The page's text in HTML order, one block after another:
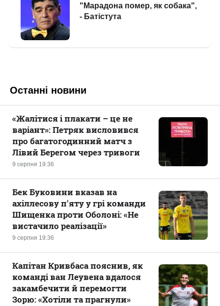
Останні новини
9 серпня 19:36
«Жалітися і плакати – це не
варіант»: Петряк висловився
про багатогодинний матч з
Лівий Берегом через тривоги
9 серпня 19:36
Бек Буковини вказав на
ахіллесову п'яту у грі команди
Шищенка проти Оболоні: «Не
вистачило реалізації»
Капітан Кривбаса пояснив, як
команді ван Леувена вдалося
закамбечити й перемогти
Зорю: «Хотіли та прагнули»